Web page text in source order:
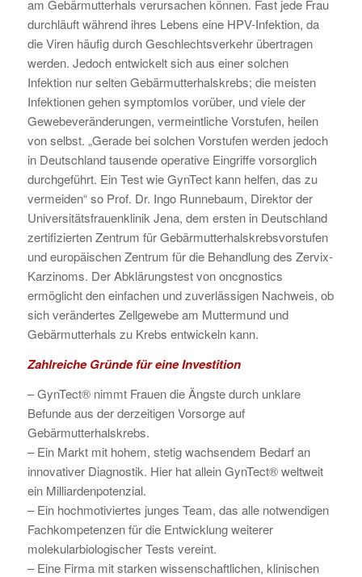
am Gebärmutterhals verursachen können. Fast jede Frau
durchläuft während ihres Lebens eine HPV-Infektion, da
die Viren häufig durch Geschlechtsverkehr übertragen
werden. Jedoch entwickelt sich aus einer solchen
Infektion nur selten Gebärmutterhalskrebs; die meisten
Infektionen gehen symptomlos vorüber, und viele der
Gewebeveränderungen, vermeintliche Vorstufen, heilen
von selbst. „Gerade bei solchen Vorstufen werden jedoch
in Deutschland tausende operative Eingriffe vorsorglich
durchgeführt. Ein Test wie GynTect kann helfen, das zu
vermeiden“ so Prof. Dr. Ingo Runnebaum, Direktor der
Universitätsfrauenklinik Jena, dem ersten in Deutschland
zertifizierten Zentrum für Gebärmutterhalskrebsvorstufen
und europäischen Zentrum für die Behandlung des Zervix-
Karzinoms. Der Abklärungstest von oncgnostics
ermöglicht den einfachen und zuverlässigen Nachweis, ob
sich verändertes Zellgewebe am Muttermund und
Gebärmutterhals zu Krebs entwickeln kann.
Zahlreiche Gründe für eine Investition
– GynTect® nimmt Frauen die Ängste durch unklare
Befunde aus der derzeitigen Vorsorge auf
Gebärmutterhalskrebs.
– Ein Markt mit hohem, stetig wachsendem Bedarf an
innovativer Diagnostik. Hier hat allein GynTect® weltweit
ein Milliardenpotenzial.
– Ein hochmotiviertes junges Team, das alle notwendigen
Fachkompetenzen für die Entwicklung weiterer
molekularbiologischer Tests vereint.
– Eine Firma mit starken wissenschaftlichen, klinischen